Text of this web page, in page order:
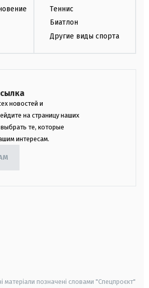
Теннис
Биатлон
Другие виды спорта
новостей и
на страницу наших
те, которые
интересам.
матеріали позначені словами "Спецпроєкт"